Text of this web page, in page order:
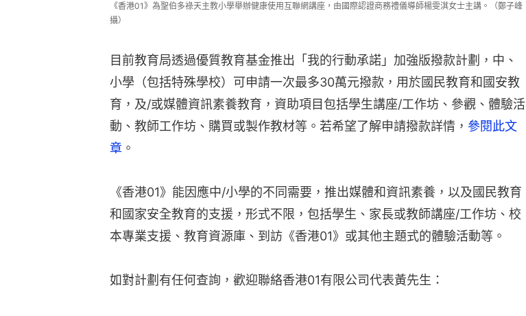
《香港01》為聖伯多祿天主教小學舉辦健康使用互聯網講座，由國際認證商務禮儀導師楊雯淇女士主講。（鄭子峰
攝）
目前教育局透過優質教育基金推出「我的行動承諾」加強版撥款計劃，中、
小學（包括特殊學校）可申請一次最多30萬元撥款，用於國民教育和國安教
育，及/或媒體資訊素養教育，資助項目包括學生講座/工作坊、參觀、體驗活
動、教師工作坊、購買或製作教材等。若希望了解申請撥款詳情， 參閱此文
章 。
《香港01》能因應中/小學的不同需要，推出媒體和資訊素養，以及國民教育
和國家安全教育的支援，形式不限，包括學生、家長或教師講座/工作坊、校
本專業支援、教育資源庫、到訪《香港01》或其他主題式的體驗活動等。
如對計劃有任何查詢，歡迎聯絡香港01有限公司代表黃先生：